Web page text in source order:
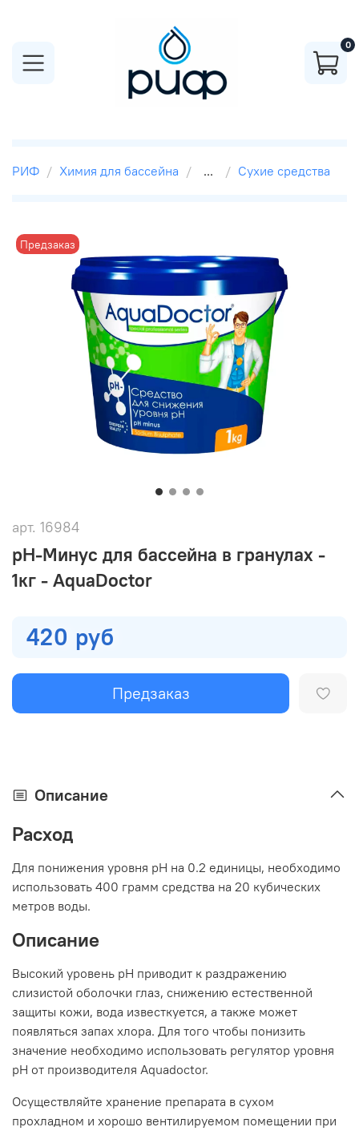
0
РИФ Химия для бассейна ... Сухие средства
Предзаказ
арт. 16984
pH-Минус для бассейна в гранулах -
1кг - AquaDoctor
420 руб
Предзаказ
Описание
Расход
Для понижения уровня pH на 0.2 единицы, необходимо
использовать 400 грамм средства на 20 кубических
метров воды.
Описание
Высокий уровень pH приводит к раздражению
слизистой оболочки глаз, снижению естественной
защиты кожи, вода известкуется, а также может
появляться запах хлора. Для того чтобы понизить
значение необходимо использовать регулятор уровня
pH от производителя Aquadoctor.
Осуществляйте хранение препарата в сухом
прохладном и хорошо вентилируемом помещении при